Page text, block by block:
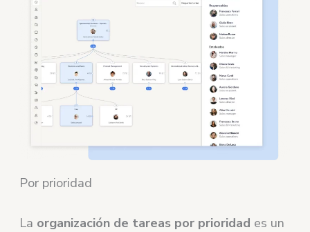
Por prioridad
La organización de tareas por prioridad es un